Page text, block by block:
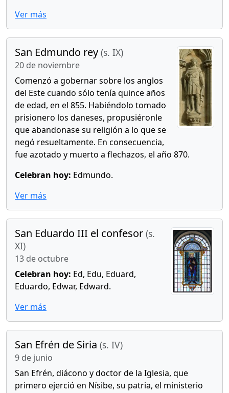
Ver más
San Edmundo rey (s. IX)
20 de noviembre
Comenzó a gobernar sobre los anglos
del Este cuando sólo tenía quince años
de edad, en el 855. Habiéndolo tomado
prisionero los daneses, propusiéronle
que abandonase su religión a lo que se
negó resueltamente. En consecuencia,
fue azotado y muerto a flechazos, el año 870.
Celebran hoy: Edmundo.
Ver más
San Eduardo III el confesor (s.
XI)
13 de octubre
Celebran hoy: Ed, Edu, Eduard,
Eduardo, Edwar, Edward.
Ver más
San Efrén de Siria (s. IV)
9 de junio
San Efrén, diácono y doctor de la Iglesia, que
primero ejerció en Nísibe, su patria, el ministerio